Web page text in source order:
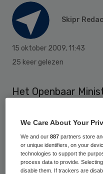
Skipr
15 oktober 2009, 11:43
25 keer gelezen
Het Openbaar
vrouw in het
Het OM vermoedt
oktober een niet-
gestorven. Dat
We Care About Your
We and our887 partners store
or unique identifiers, on your
technologies to support the
process data to provide.
disable them. If trackers are